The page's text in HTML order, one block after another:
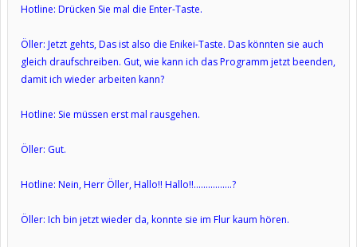
Hotline: Drücken Sie mal die Enter-Taste.
Öller: Jetzt gehts, Das ist also die Enikei-Taste. Das könnten sie auch
gleich draufschreiben. Gut, wie kann ich das Programm jetzt beenden,
damit ich wieder arbeiten kann?
Hotline: Sie müssen erst mal rausgehen.
Öller: Gut.
Hotline: Nein, Herr Öller, Hallo!! Hallo!!................?
Öller: Ich bin jetzt wieder da, konnte sie im Flur kaum hören.